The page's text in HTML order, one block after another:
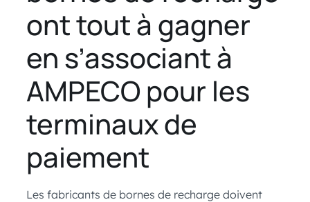
ont tout à gagner
en s’associant à
AMPECO pour les
terminaux de
paiement
Les fabricants de bornes de recharge doivent